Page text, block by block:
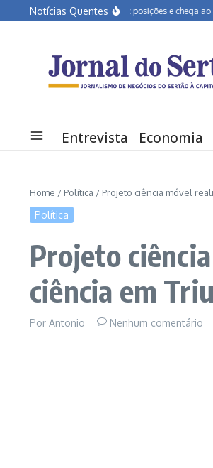
Ir para o conteúdo
Notícias Quentes
Pernambuco salta dez posições e chega ao 4º
Entrevista Economia
Home / Política / Projeto ciência móvel
Política
Projeto
ciência em
Por Antonio Nenhum comentário